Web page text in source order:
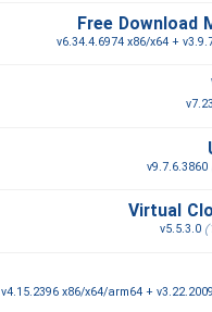
Free Download
v6.34.4.6974 x86/x64 +
v7.23
v9.7.6.3860
Virtual
v5.5.3.0
v4.15.2396 x86/x64/arm64 + v3.22.2009